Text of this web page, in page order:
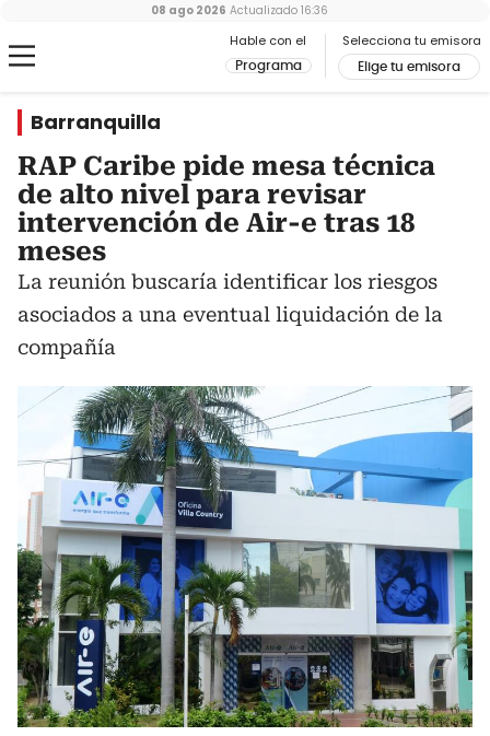
Hable con el
Programa
Selecciona tu emisora
Elige tu emisora
08 ago 2026 Actualizado 16:36
Barranquilla
RAP Caribe pide mesa técnica
de alto nivel para revisar
intervención de Air-e tras 18
meses
La reunión buscaría identificar los riesgos
asociados a una eventual liquidación de la
compañía